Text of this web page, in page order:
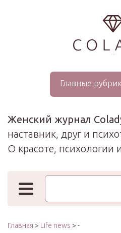
...
Главные
Женский журнал
наставник, друг и
О красоте, психологии
Поиск по сайту
Главная > Life news > -